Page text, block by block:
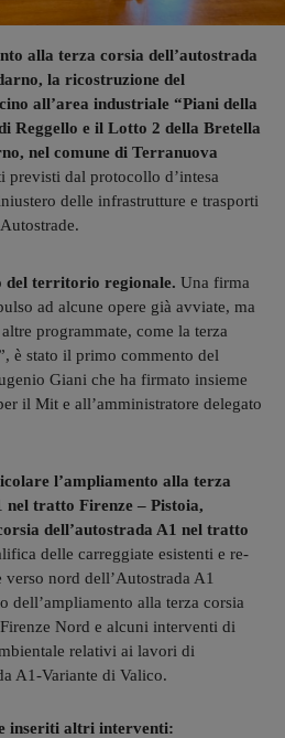
alla terza corsia dell’autostrada
la ricostruzione del
all’area industriale “Piani della
Reggello e il Lotto 2 della Bretella
nel comune di Terranuova
previsti dal protocollo d’intesa
delle infrastrutture e trasporti
del territorio regionale. Una firma
ad alcune opere già avviate, ma
programmate, come la terza
è stato il primo commento del
Giani che ha firmato insieme
il Mit e all’amministratore delegato
l’ampliamento alla terza
nel tratto Firenze – Pistoia,
dell’autostrada A1 nel tratto
delle carreggiate esistenti e re-
nord dell’Autostrada A1
dell’ampliamento alla terza corsia
Nord e alcuni interventi di
relativi ai lavori di
A1-Variante di Valico.
inseriti altri interventi: